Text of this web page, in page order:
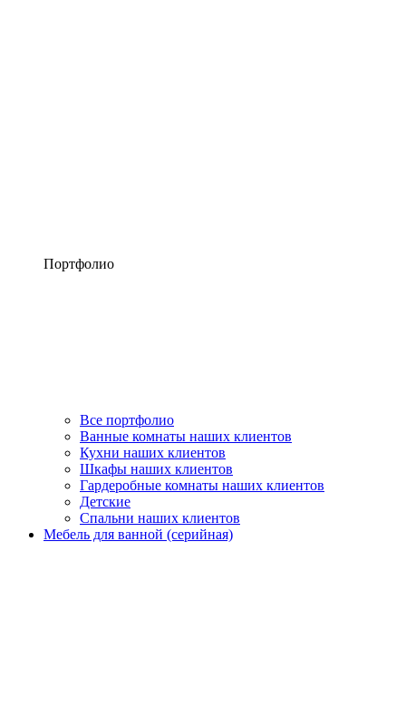
Портфолио
Все портфолио
Ванные комнаты наших клиентов
Кухни наших клиентов
Шкафы наших клиентов
Гардеробные комнаты наших клиентов
Детские
Спальни наших клиентов
Мебель для ванной (серийная)